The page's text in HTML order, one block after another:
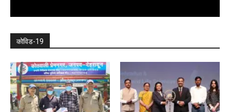
कोविड-19